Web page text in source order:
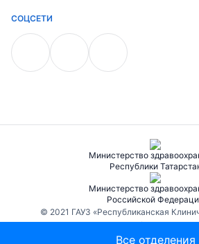
Все отделения
СОЦСЕТИ
© 2021 ГАУЗ «Республиканская
Лицензия № Л041-01181-16/00572284 от
выдана Министерством Здравоохранения
Министерство
Республики
Министерство
Российской